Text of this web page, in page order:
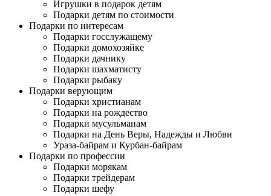
Игрушки в подарок детям
Подарки детям по стоимости
Подарки по интересам
Подарки госслужащему
Подарки домохозяйке
Подарки дачнику
Подарки шахматисту
Подарки рыбаку
Подарки верующим
Подарки христианам
Подарки на рождество
Подарки мусульманам
Подарки на День Веры, Надежды и Любви
Ураза-байрам и Курбан-байрам
Подарки по профессии
Подарки морякам
Подарки трейдерам
Подарки шефу